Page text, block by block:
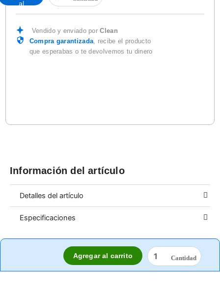
TROMPAS
cantidad
al
Vendido y enviado porClean
Compra garantizada , recibe el producto
que esperabas o te devolvemos tu dinero
Información del artículo
Detalles del artículo
Especificaciones
RESPIRADOR
BY
C/GV
Agregar al carrito